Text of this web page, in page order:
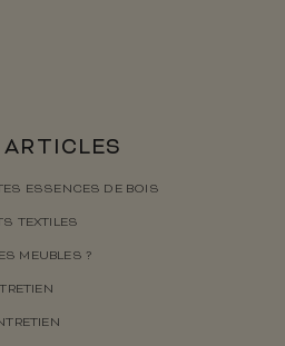
ARTICLES
ESSENCES DE BOIS
TEXTILES
MEUBLES ?